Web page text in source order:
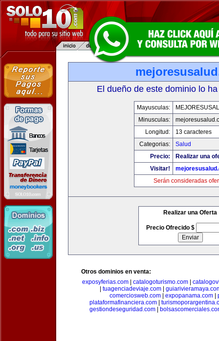
El dueño de este dominio lo
Mayusculas:
Minusculas:
Longitud:
13 caracteres
Categorias:
Salud
Precio:
Realizar una
Visitar!
Serán consideradas
Realizar una Oferta
Precio Ofrecido $
Otros dominios en venta:
exposyferias.com
catalogoturismo.com
tuagenciadeviaje.com|
comerciosweb.com
expopanama.com
plataformafinanciera.com
gestiondeseguridad.com